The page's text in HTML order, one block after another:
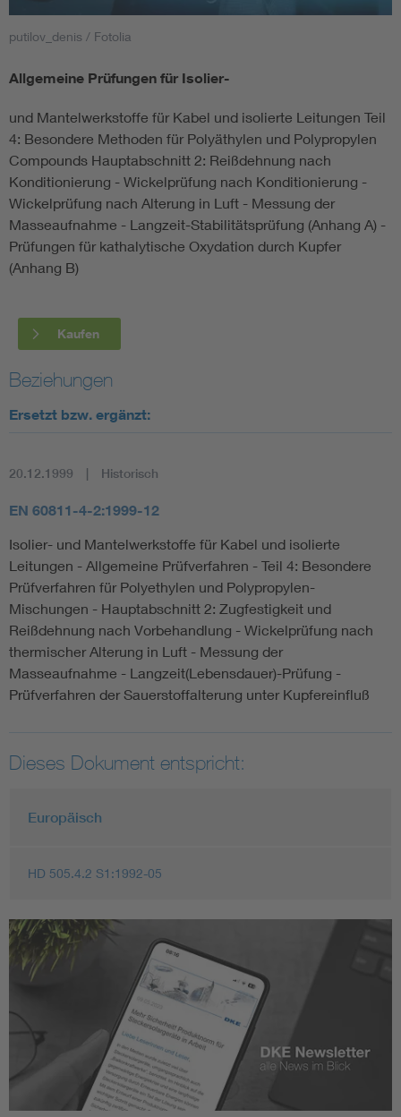
Smart Cities
DKE Fachinformationen im Kontext der Normung
Blitzschutz: DIN EN 62305 in der Übersicht
Circular Economy für mehr Ressourceneffizienz
Cybersecurity in der Industrieautomatisierung
Elektrofachkraft (EFK)
putilov_denis / Fotolia
Allgemeine Prüfungen für Isolier-
und Mantelwerkstoffe für Kabel und isolierte Leitungen Teil
4: Besondere Methoden für Polyäthylen und Polypropylen
Compounds Hauptabschnitt 2: Reißdehnung nach
Konditionierung - Wickelprüfung nach Konditionierung -
Wickelprüfung nach Alterung in Luft - Messung der
Masseaufnahme - Langzeit-Stabilitätsprüfung (Anhang A) -
Prüfungen für kathalytische Oxydation durch Kupfer
(Anhang B)
Kaufen
Beziehungen
Ersetzt bzw. ergänzt:
20.12.1999 Historisch
EN 60811-4-2:1999-12
Isolier- und Mantelwerkstoffe für Kabel und isolierte
Leitungen - Allgemeine Prüfverfahren - Teil 4: Besondere
Prüfverfahren für Polyethylen und Polypropylen-
Mischungen - Hauptabschnitt 2: Zugfestigkeit und
Reißdehnung nach Vorbehandlung - Wickelprüfung nach
thermischer Alterung in Luft - Messung der
Masseaufnahme - Langzeit(Lebensdauer)-Prüfung -
Prüfverfahren der Sauerstoffalterung unter Kupfereinfluß
Dieses Dokument entspricht:
Europäisch
HD 505.4.2 S1:1992-05